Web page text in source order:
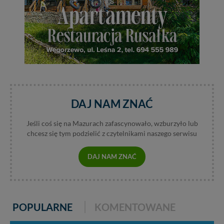
DAJ NAM ZNAĆ
Jeśli coś się na Mazurach zafascynowało, wzburzyło lub
chcesz się tym podzielić z czytelnikami naszego serwisu
DAJ NAM ZNAĆ
POPULARNE KOMENTOWANE